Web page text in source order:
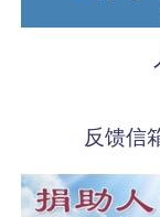
反馈信